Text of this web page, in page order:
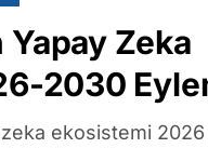
Yapay Zeka
2030
Dil Modelleri
ekosistemi 2026